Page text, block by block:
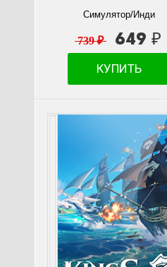
Симулятор/Инди
739 ₽ 649 ₽
КУПИТЬ